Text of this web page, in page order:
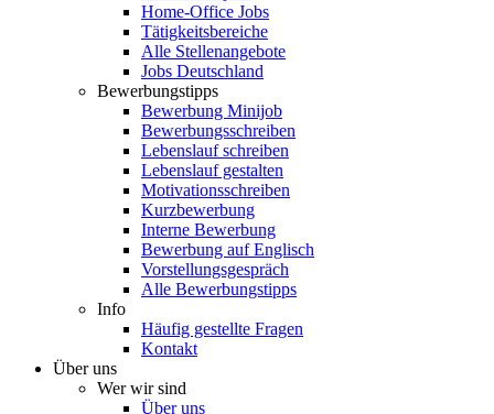
Home-Office Jobs
Tätigkeitsbereiche
Alle Stellenangebote
Jobs Deutschland
Bewerbungstipps
Bewerbung Minijob
Bewerbungsschreiben
Lebenslauf schreiben
Lebenslauf gestalten
Motivationsschreiben
Kurzbewerbung
Interne Bewerbung
Bewerbung auf Englisch
Vorstellungsgespräch
Alle Bewerbungstipps
Info
Häufig gestellte Fragen
Kontakt
Über uns
Wer wir sind
Über uns